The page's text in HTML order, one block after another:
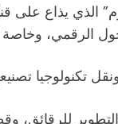
يذاع على
وخاصة
تكنولوجيا
للرقائق،